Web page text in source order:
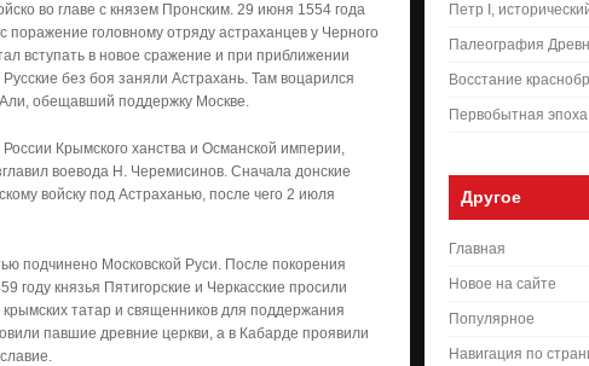
во главе с князем Пронским. 29 июня 1554 года
поражение головному отряду астраханцев у Черного
вступать в новое сражение и при приближении
без боя заняли Астрахань. Там воцарился
обещавший поддержку Москве.
Крымского ханства и Османской империи,
воевода Н. Черемисинов. Сначала донские
войску под Астраханью, после чего 2 июля
подчинено Московской Руси. После покорения
году князья Пятигорские и Черкасские просили
татар и священников для поддержания
павшие древние церкви, а в Кабарде проявили
Петр I,
Палеография
Восстание
Первобытная
Другое
Главная
Новое на сайте
Популярное
Навигация по